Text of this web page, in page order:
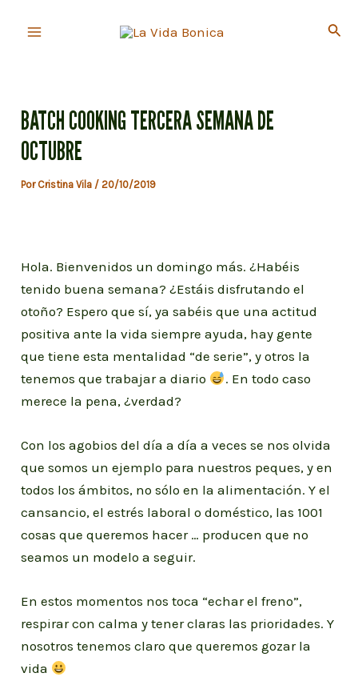
BATCH COOKING TERCERA SEMANA DE
OCTUBRE
Por Cristina Vila /20/10/2019
Hola. Bienvenidos un domingo más. ¿Habéis
tenido buena semana? ¿Estáis disfrutando el
otoño? Espero que sí, ya sabéis que una actitud
positiva ante la vida siempre ayuda, hay gente
que tiene esta mentalidad “de serie”, y otros la
tenemos que trabajar a diario
. En todo caso
merece la pena, ¿verdad?
Con los agobios del día a día a veces se nos olvida
que somos un ejemplo para nuestros peques, y en
todos los ámbitos, no sólo en la alimentación. Y el
cansancio, el estrés laboral o doméstico, las 1001
cosas que queremos hacer … producen que no
seamos un modelo a seguir.
En estos momentos nos toca “echar el freno”,
respirar con calma y tener claras las prioridades. Y
nosotros tenemos claro que queremos gozar la
vida